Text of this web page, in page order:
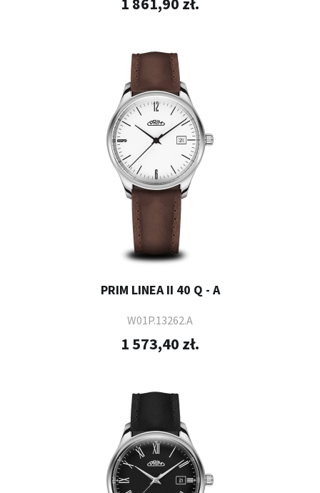
PRIM LINEA II 40 Q - A
W01P.13262.A
1 573,40 zł.